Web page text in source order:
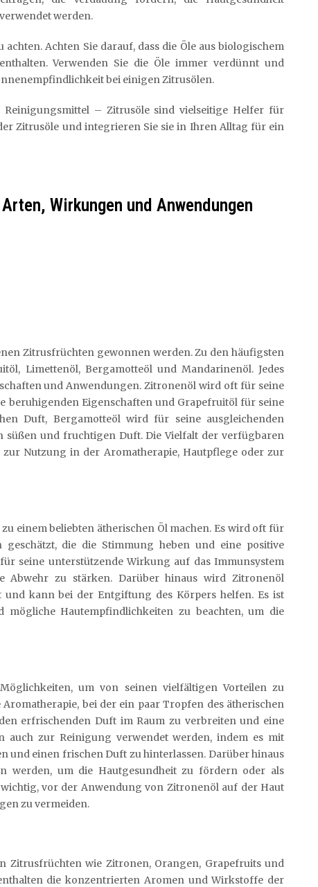
werden.
Achten Sie darauf, dass die Öle aus biologischem
Verwenden Sie die Öle immer verdünnt und
bei einigen Zitrusölen.
Reinigungsmittel – Zitrusöle sind vielseitige Helfer für
Zitrusöle und integrieren Sie sie in Ihren Alltag für ein
Wirkungen und Anwendungen
Zitrusfrüchten gewonnen werden. Zu den häufigsten
Limettenöl, Bergamotteöl und Mandarinenöl. Jedes
und Anwendungen. Zitronenöl wird oft für seine
beruhigenden Eigenschaften und Grapefruitöl für seine
Duft, Bergamotteöl wird für seine ausgleichenden
süßen und fruchtigen Duft. Die Vielfalt der verfügbaren
Nutzung in der Aromatherapie, Hautpflege oder zur
einem beliebten ätherischen Öl machen. Es wird oft für
geschätzt, die die Stimmung heben und eine positive
seine unterstützende Wirkung auf das Immunsystem
Abwehr zu stärken. Darüber hinaus wird Zitronenöl
kann bei der Entgiftung des Körpers helfen. Es ist
Hautempfindlichkeiten zu beachten, um die
um von seinen vielfältigen Vorteilen zu
bei der ein paar Tropfen des ätherischen
erfrischenden Duft im Raum zu verbreiten und eine
auch zur Reinigung verwendet werden, indem es mit
und einen frischen Duft zu hinterlassen. Darüber hinaus
werden, um die Hautgesundheit zu fördern oder als
vor der Anwendung von Zitronenöl auf der Haut
zu vermeiden.
Zitrusfrüchten wie Zitronen, Orangen, Grapefruits und
die konzentrierten Aromen und Wirkstoffe der